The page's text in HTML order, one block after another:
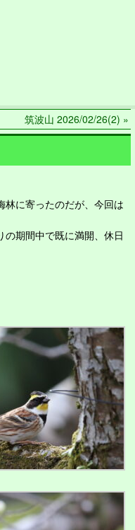
筑波山 2026/02/26(2) »
に寄ったのだが、今回は
期間中で既に満開、休日